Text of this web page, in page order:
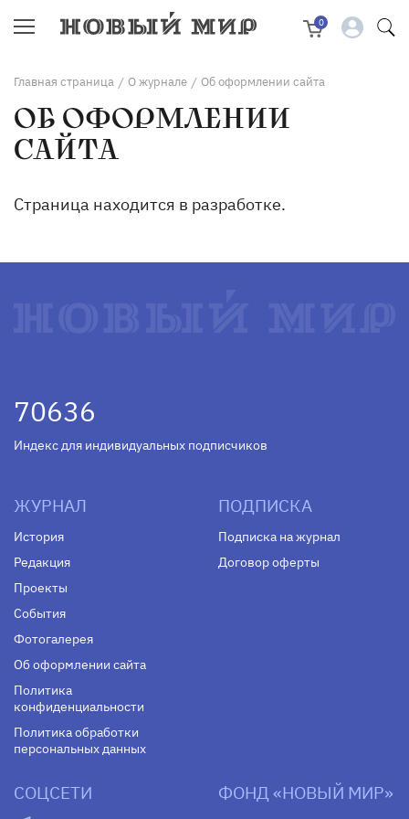
0
Главная страница / О журнале / Об оформлении сайта
ОБ ОФОРМЛЕНИИ
САЙТА
Страница находится в разработке.
70636
Индекс для индивидуальных подписчиков
ЖУРНАЛ
История
Редакция
Проекты
События
Фотогалерея
Об оформлении сайта
Политика
конфиденциальности
Политика обработки
персональных данных
ПОДПИСКА
Подписка на журнал
Договор оферты
СОЦСЕТИ ФОНД «НОВЫЙ МИР»